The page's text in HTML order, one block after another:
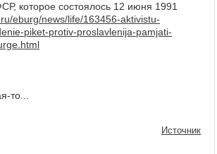
которое состоялось 12 июня 1991
eburg/news/life/163456-aktivistu-
piket-protiv-proslavlenija-pamjati-
то...
Источник